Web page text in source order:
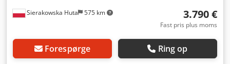
Sierakowska Huta 575 km 3.790 €
Fast pris plus moms
Forespørge Ring op